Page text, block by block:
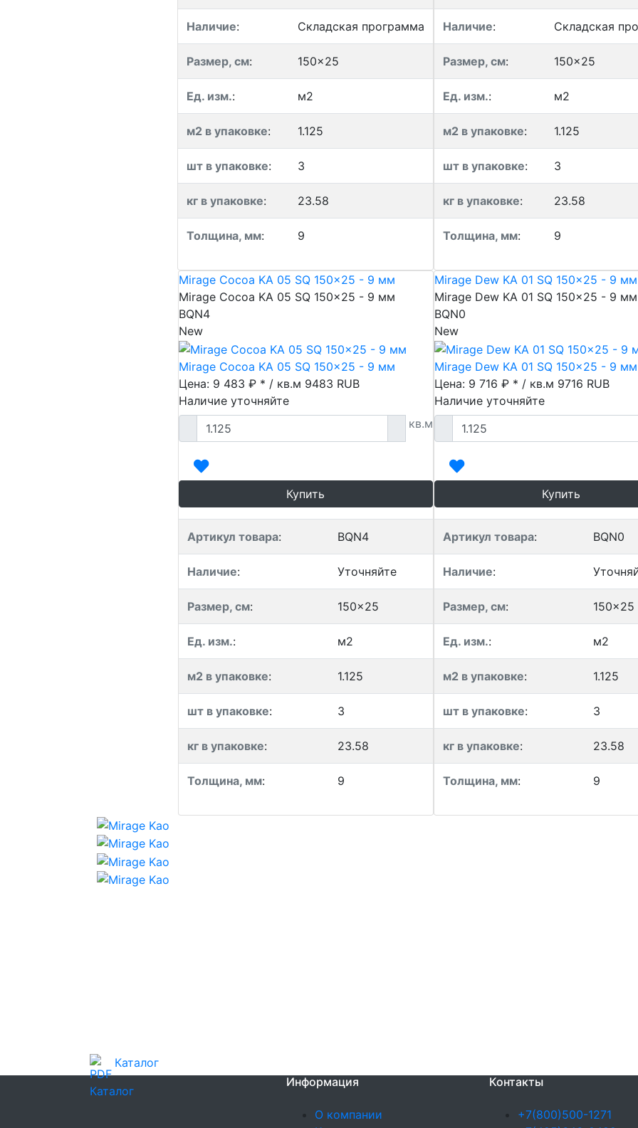
Наличие: Складская программа
Размер, см: 150x25
Ед. изм.: м2
м2 в упаковке: 1.125
шт в упаковке: 3
кг в упаковке: 23.58
Толщина, мм: 9
Наличие: Складская
Размер, см: 150x25
Ед. изм.: м2
м2 в упаковке: 1.125
шт в упаковке: 3
кг в упаковке: 23.58
Толщина, мм: 9
Mirage Cocoa KA 05 SQ 150x25 - 9 мм
Mirage Cocoa KA 05 SQ 150x25 - 9 мм
BQN4
New
Mirage Cocoa KA 05 SQ 150x25 - 9 мм
Цена: 9 483 ₽ * / кв.м 9483 RUB
Наличие уточняйте
кв.м
Купить
Артикул товара: BQN4
Наличие: Уточняйте
Размер, см: 150x25
Ед. изм.: м2
м2 в упаковке: 1.125
шт в упаковке: 3
кг в упаковке: 23.58
Толщина, мм: 9
Mirage Dew KA 01 SQ 150x25 - 9 мм
Mirage Dew KA 01 SQ 150x25 - 9 мм
BQN0
New
Mirage Dew KA 01 SQ 150x25 - 9 мм
Цена: 9 716 ₽ * / кв.м 9716 RUB
Наличие уточняйте
Купить
Артикул товара: BQN0
Наличие:
Размер, см: 150x25
Ед. изм.: м2
м2 в упаковке: 1.125
шт в упаковке: 3
кг в упаковке: 23.58
Толщина, мм: 9
Каталог
Информация
О компании
Контакты
+7(800)500-1271